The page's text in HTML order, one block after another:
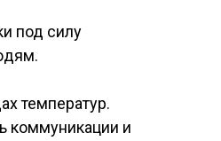
под силу
температур.
коммуникации и